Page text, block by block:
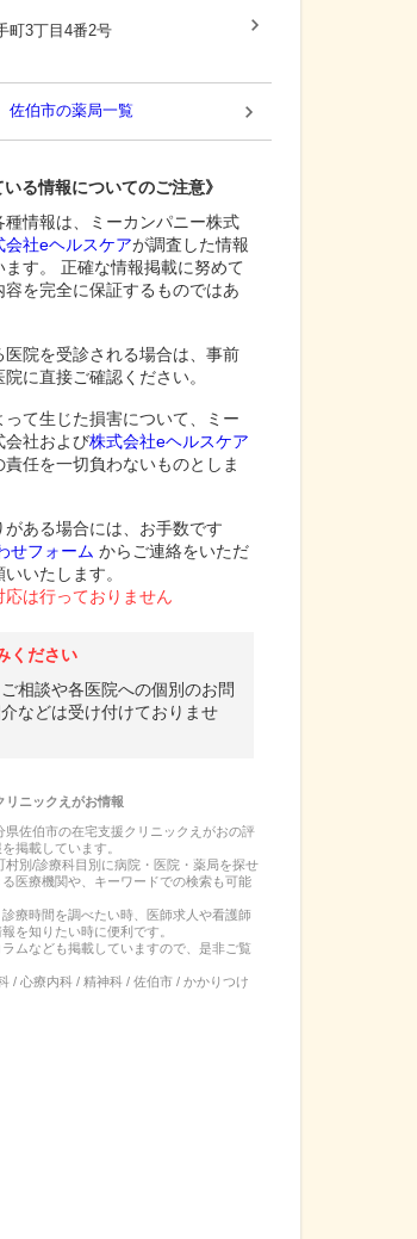
町3丁目4番2号
佐伯市の薬局一覧
いる情報についてのご注意》
種情報は、ミーカンパニー株式
会社eヘルスケアが調査した情報
ます。 正確な情報掲載に努めて
容を完全に保証するものではあ
医院を受診される場合は、事前
に直接ご確認ください。
って生じた損害について、ミー
会社および株式会社eヘルスケア
責任を一切負わないものとしま
がある場合には、お手数です
せフォーム からご連絡をいただ
いたします。
は行っておりません
ください
相談や各医院への個別のお問
などは受け付けておりませ
リニックえがお情報
県佐伯市の在宅支援クリニックえがおの評
掲載しています。
村別/診療科目別に病院・医院・薬局を探せ
医療機関や、キーワードでの検索も可能
療時間を調べたい時、医師求人や看護師
を知りたい時に便利です。
ムなども掲載していますので、是非ご覧
/ 心療内科 / 精神科 / 佐伯市 / かかりつけ